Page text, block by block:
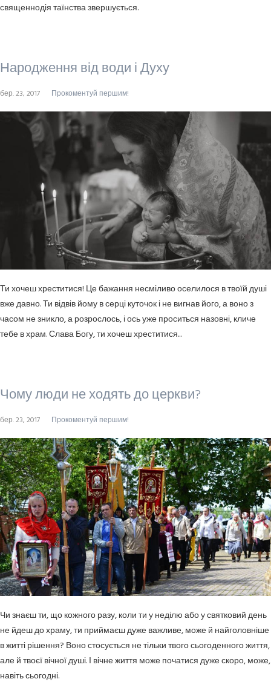
священнодія таїнства звершується.
Народження від води і Духу
бер. 23, 2017 Прокоментуй першим!
Ти хочеш хреститися! Це бажання несміливо оселилося в твоїй душі
вже давно. Ти відвів йому в серці куточок і не вигнав його, а воно з
часом не зникло, а розрослось, і ось уже проситься назовні, кличе
тебе в храм. Слава Богу, ти хочеш хреститися...
Чому люди не ходять до церкви?
бер. 23, 2017 Прокоментуй першим!
Чи знаєш ти, що кожного разу, коли ти у неділю або у святковий день
не йдеш до храму, ти приймаєш дуже важливе, може й найголовніше
в житті рішення? Воно стосується не тільки твого сьогоденного життя,
але й твоєї вічної душі. І вічне життя може початися дуже скоро, може,
навіть сьогодні.